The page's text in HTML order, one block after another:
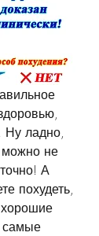
Ну ладно,
можно не
А
похудеть,
самые